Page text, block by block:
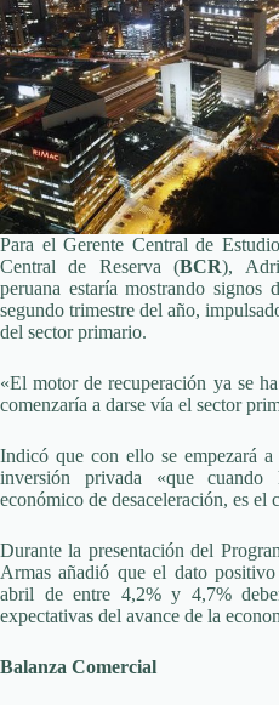
Para el Gerente Central de
Central de Reserva (BCR),
peruana estaría mostrando signos
segundo trimestre del año,
del sector primario.
«El motor de recuperación ya se
comenzaría a darse vía el sector
Indicó que con ello se empezará
inversión privada «que
económico de desaceleración, es el
Durante la presentación del
Armas añadió que el dato
abril de entre 4,2% y 4,7%
expectativas del avance de la
Balanza Comercial